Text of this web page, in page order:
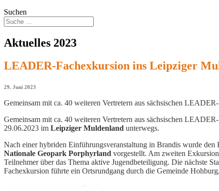
Suchen
Aktuelles 2023
LEADER-Fachexkursion ins Leipziger
29. Juni 2023
Gemeinsam mit ca. 40 weiteren Vertretern aus sächsischen
Gemeinsam mit ca. 40 weiteren Vertretern aus sächsischen
29.06.2023 im Leipziger Muldenland unterwegs.
Nach einer hybriden Einführungsveranstaltung in Brandis wurde den
Nationale Geopark Porphyrland vorgestellt. Am zweiten
Teilnehmer über das Thema aktive Jugendbeteiligung. Die nächste
Fachexkursion führte ein Ortsrundgang durch die Gemeinde